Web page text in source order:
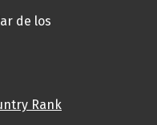
de los